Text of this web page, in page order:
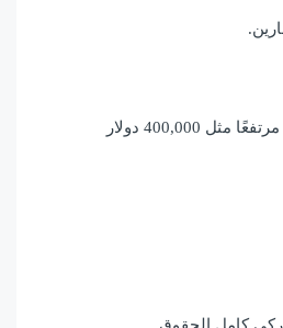
400,000 دولار